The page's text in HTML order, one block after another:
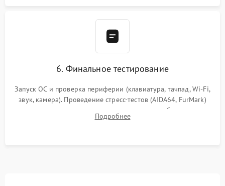
6. Финальное тестирование
Запуск ОС и проверка периферии (клавиатура, тачпад, Wi-Fi,
звук, камера). Проведение стресс-тестов (AIDA64, FurMark)
для контроля температурного режима и стабильности
системы под пиковой нагрузкой.
Подробнее